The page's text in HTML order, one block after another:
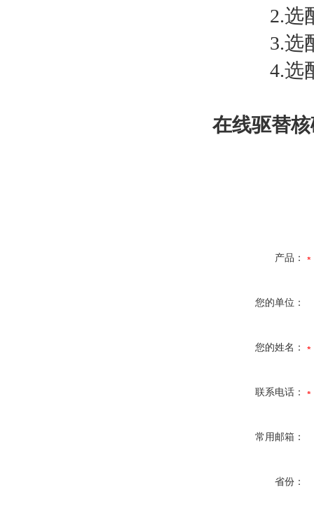
2.选配
3.选配
4.选
在线驱替
产品：
您的单位：
您的姓名：
联系电话：
常用邮箱：
省份：